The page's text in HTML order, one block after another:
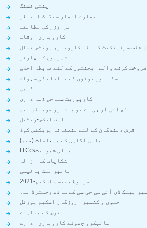
اینٹی فشنگ
بھارت آدھار سیڈنگ انیبلر
براؤزر کی مطابقت
کاروباری اوقات
لائف سرٹیفکیٹ کے لئے کاروباری یونٹس فعال
شہریوں کا چارٹر
کرنے والے ایجنٹوں کے لئے ضابطہ اخلاق
سکے اور نوٹوں کے تبادلے کی سہولت
کاپی
کارپوریٹ سماجی ذمہ داری
ڈی آئی آر جی اے یو پنشنرز موبائل ایپ
ایف ایکس-ریٹیل
قرض دہندگان کے لئے منصفانہ پریکٹس کوڈ
مالی آگاہی کے پیغامات (فیم)
مالی شمولیتFLCcs
شکایات کا ازالہ
ہائپر لنک پالیسی
مربوط محتسب اسکیم-2021
بینک ڈی آئی سی جی سی کے ساتھ رجسٹرڈ ہے۔
جموں و کشمیر - روزگار اسکیم پورٹل
قرض کے معاہدے
مائیکرو چھوٹے کاروباری ادارے